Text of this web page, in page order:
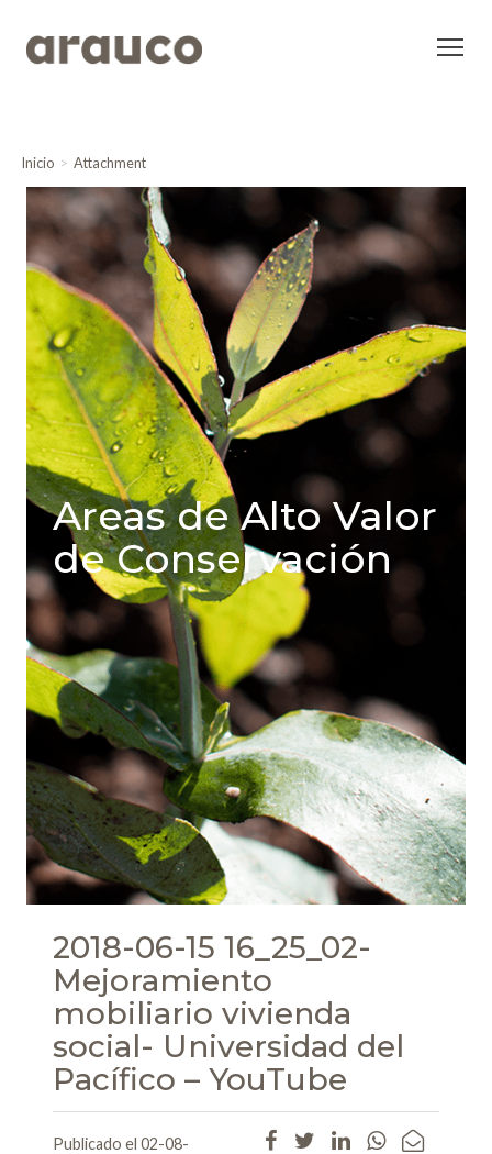
Inicio Attachment
Areas de Alto Valor
de Conservación
2018-06-15 16_25_02-
Mejoramiento
mobiliario vivienda
social- Universidad del
Pacífico – YouTube
Publicado el 02-08-